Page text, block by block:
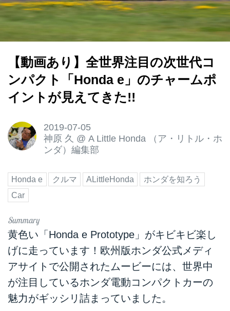
【動画あり】全世界注目の次世代コ
ンパクト「Honda e」のチャームポ
イントが見えてきた!!
2019-07-05
神原 久 @ A Little Honda （ア・リトル・ホ
ンダ）編集部
Honda e クルマ ALittleHonda
ホンダを知ろう
Car
黄色い「Honda e Prototype」がキビキビ楽し
げに走っています！欧州版ホンダ公式メディ
アサイトで公開されたムービーには、世界中
が注目しているホンダ電動コンパクトカーの
魅力がギッシリ詰まっていました。